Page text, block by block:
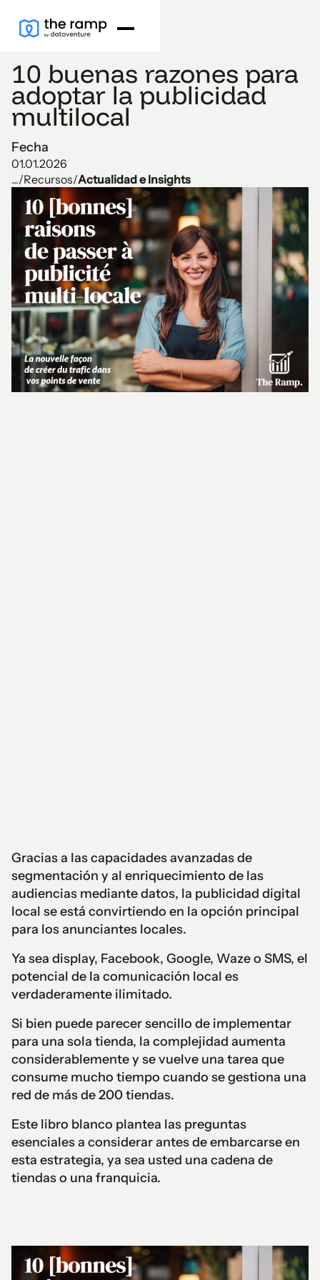
Fecha
01.01.2026
10 buenas razones para
adoptar la publicidad
multilocal
.../Recursos/Actualidad e Insights
Gracias a las capacidades avanzadas de
segmentación y al enriquecimiento de las
audiencias mediante datos, la publicidad digital
local se está convirtiendo en la opción principal
para los anunciantes locales.
Ya sea display, Facebook, Google, Waze o SMS, el
potencial de la comunicación local es
verdaderamente ilimitado.
Si bien puede parecer sencillo de implementar
para una sola tienda, la complejidad aumenta
considerablemente y se vuelve una tarea que
consume mucho tiempo cuando se gestiona una
red de más de 200 tiendas.
Este libro blanco plantea las preguntas
esenciales a considerar antes de embarcarse en
esta estrategia, ya sea usted una cadena de
tiendas o una franquicia.